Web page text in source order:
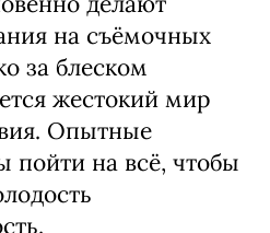
на съёмочных
за блеском
жестокий мир
Опытные
пойти на всё, чтобы